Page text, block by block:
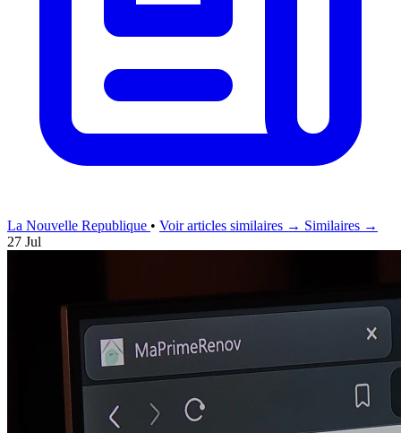
La Nouvelle Republique • Voir articles similaires → Similaires →
27 Jul